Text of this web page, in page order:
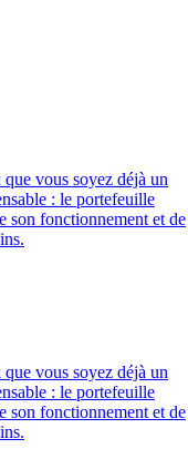
vous soyez déjà un
: le portefeuille
son fonctionnement et de
vous soyez déjà un
: le portefeuille
son fonctionnement et de